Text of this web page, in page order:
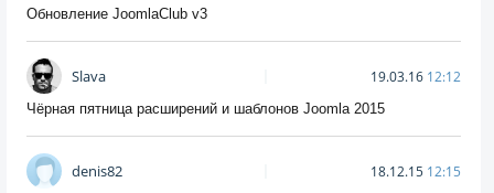
Обновление JoomlaClub v3
Slava 19.03.16 12:12
Чёрная пятница расширений и шаблонов Joomla 2015
denis82 18.12.15 12:15